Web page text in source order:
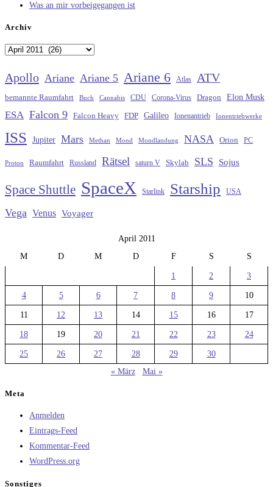
Was an mir vorbeigegangen ist
Archiv
Archiv
Apollo Ariane Ariane 5 Ariane 6 Atlas ATV
bemannte Raumfahrt Buch Cannabis CDU Corona-Virus Dragon Elon Musk
ESA Falcon 9 Falcon Heavy FDP Galileo Ionenantrieb Ionentriebwerke
ISS Jupiter Mars Methan Mond Mondlandung NASA Orion PC
Proton Raumfahrt Russland Rätsel saturn V Skylab SLS Sojus
Space Shuttle SpaceX Starlink Starship USA
Vega Venus Voyager
April 2011
M
D M D F S S
1 2 3
4 5 6 7 8 9 10
11 12 13 14 15 16 17
18 19 20 21 22 23 24
25 26 27 28 29
30
« März
Mai »
Meta
Anmelden
Eintrags-Feed
Kommentar-Feed
WordPress.org
Sonstiges